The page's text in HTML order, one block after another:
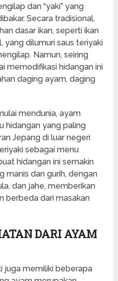
dan “yaki” yang
Secara tradisional,
dasar ikan, seperti ikan
yang dilumuri saus teriyaki
Namun, seiring
memodifikasi hidangan ini
daging ayam, daging
mendunia, ayam
hidangan yang paling
Jepang di luar negeri
sebagai menu
hidangan ini semakin
manis dan gurih, dengan
dan jahe, memberikan
berbeda dari masakan
DARI AYAM
juga memiliki beberapa